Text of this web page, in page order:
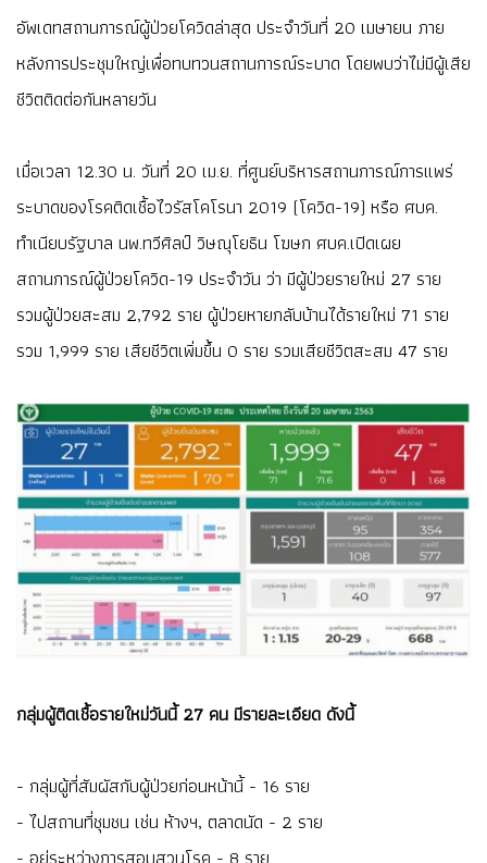
อัพเดทสถานการณ์ผู้ป่วยโควิดล่าสุด ประจำวันที่ 20 เมษายน ภาย
หลังการประชุมใหญ่เพื่อทบทวนสถานการณ์ระบาด โดยพบว่าไม่มีผู้เสีย
ชีวิตติดต่อกันหลายวัน
เมื่อเวลา 12.30 น. วันที่ 20 เม.ย. ที่ศูนย์บริหารสถานการณ์การแพร่
ระบาดของโรคติดเชื้อไวรัสโคโรนา 2019 (โควิด-19) หรือ ศบค.
ทำเนียบรัฐบาล นพ.ทวีศิลป์ วิษณุโยธิน โฆษก ศบค.เปิดเผย
สถานการณ์ผู้ป่วยโควิด-19 ประจำวัน ว่า มีผู้ป่วยรายใหม่ 27 ราย
รวมผู้ป่วยสะสม 2,792 ราย ผู้ป่วยหายกลับบ้านได้รายใหม่ 71 ราย
รวม 1,999 ราย เสียชีวิตเพิ่มขึ้น 0 ราย รวมเสียชีวิตสะสม 47 ราย
กลุ่มผู้ติดเชื้อรายใหม่วันนี้ 27 คน มีรายละเอียด ดังนี้
- กลุ่มผู้ที่สัมผัสกับผู้ป่วยก่อนหน้านี้ - 16 ราย
- ไปสถานที่ชุมชน เช่น ห้างฯ, ตลาดนัด - 2 ราย